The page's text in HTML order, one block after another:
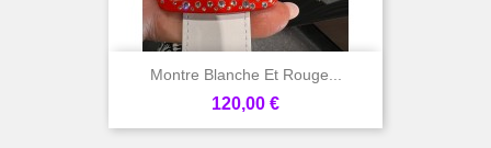
Montre Blanche Et Rouge...
Prix
120,00 €